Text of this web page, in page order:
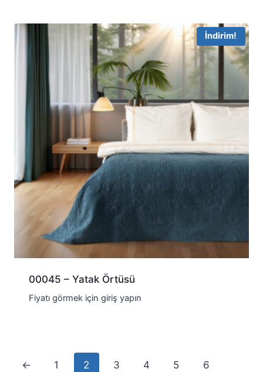
İndirim!
00045 – Yatak Örtüsü
Fiyatı görmek için giriş yapın
← 1 2 3 4 5 6